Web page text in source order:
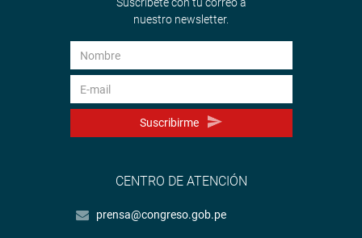
nuestro newsletter.
Suscribirme
CENTRO DE ATENCIÓN
prensa@congreso.gob.pe